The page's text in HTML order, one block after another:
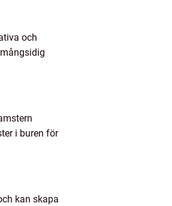
och
i buren för
kan skapa